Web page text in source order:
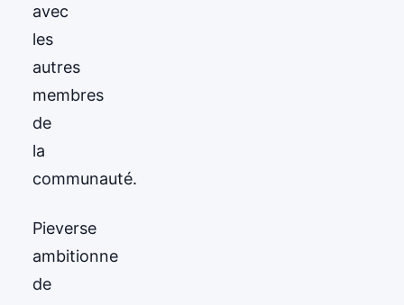
avec
les
autres
membres
de
la
communauté.
Pieverse
ambitionne
de